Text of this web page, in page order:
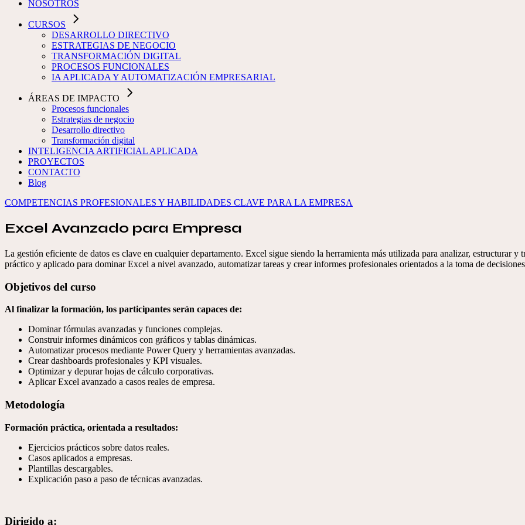
NOSOTROS
CURSOS
DESARROLLO DIRECTIVO
ESTRATEGIAS DE NEGOCIO
TRANSFORMACIÓN DIGITAL
PROCESOS FUNCIONALES
IA APLICADA Y AUTOMATIZACIÓN EMPRESARIAL
ÁREAS DE IMPACTO
Procesos funcionales
Estrategias de negocio
Desarrollo directivo
Transformación digital
INTELIGENCIA ARTIFICIAL APLICADA
PROYECTOS
CONTACTO
Blog
COMPETENCIAS PROFESIONALES Y HABILIDADES CLAVE PARA LA EMPRESA
Excel Avanzado para Empresa
La gestión eficiente de datos es clave en cualquier departamento. Excel sigue siendo la herramienta más utilizada para analizar, estructurar
práctico y aplicado para dominar Excel a nivel avanzado, automatizar tareas y crear informes profesionales orientados a la toma de
Objetivos del curso​
Al finalizar la formación, los participantes serán capaces de:
Dominar fórmulas avanzadas y funciones complejas.
Construir informes dinámicos con gráficos y tablas dinámicas.
Automatizar procesos mediante Power Query y herramientas avanzadas.
Crear dashboards profesionales y KPI visuales.
Optimizar y depurar hojas de cálculo corporativas.
Aplicar Excel avanzado a casos reales de empresa.
Metodología
Formación práctica, orientada a resultados:
Ejercicios prácticos sobre datos reales.
Casos aplicados a empresas.
Plantillas descargables.
Explicación paso a paso de técnicas avanzadas.
Dirigido a: